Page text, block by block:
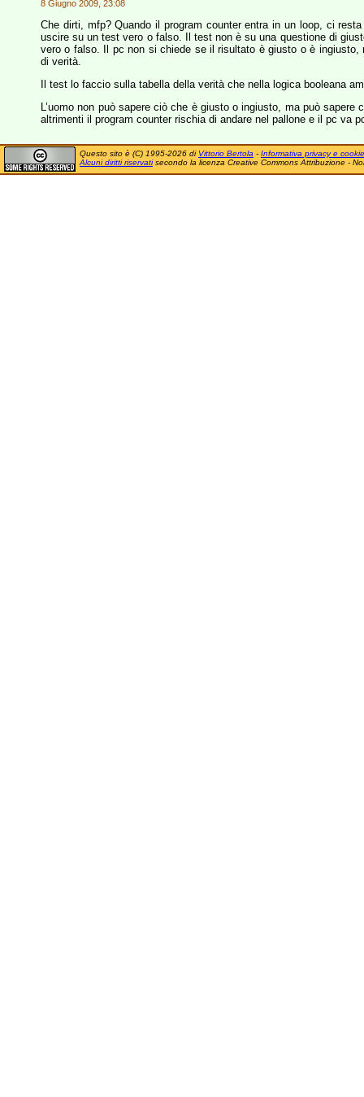
8 Giugno 2009, 23:08
Che dirti, mfp? Quando il program counter entra in un loop, ci
uscire su un test vero o falso. Il test non è su una questione di
vero o falso. Il pc non si chiede se il risultato è giusto o è
di verità.
Il test lo faccio sulla tabella della verità che nella logica booleana
L’uomo non può sapere ciò che è giusto o ingiusto, ma può
altrimenti il program counter rischia di andare nel pallone e il pc va
Questo sito è (C) 1995-2026 di Vittorio Bertola - Informativa privacy e cookie
Alcuni diritti riservatisecondo la licenza Creative Commons Attribuzione -